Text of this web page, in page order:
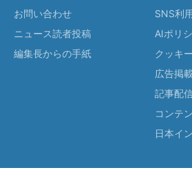
お問い合わせ
ニュース読者投稿
編集長からの手紙
SNS利
AIポリ
クッキ
広告掲載
記事配
コンテ
日本イ